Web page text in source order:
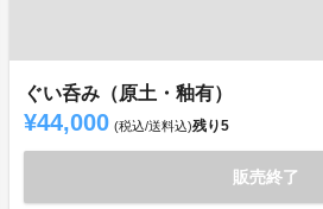
ぐい呑み（原土・釉有）
¥44,000 (税込/送料込)残り5
販売終了